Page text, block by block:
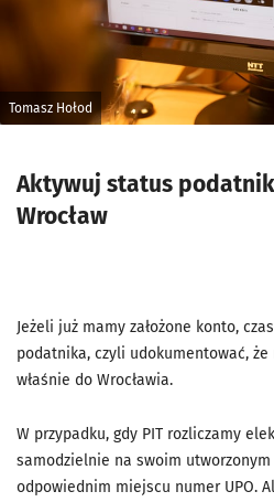
Tomasz Hołod
Aktywuj status
Wrocław
Jeżeli już mamy założone konto,
podatnika, czyli udokumentować,
właśnie do Wrocławia.
W przypadku, gdy PIT rozliczamy
samodzielnie na swoim
odpowiednim miejscu numer UPO.